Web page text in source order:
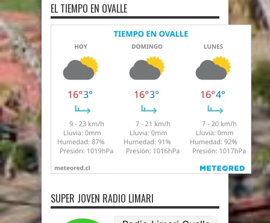
EL TIEMPO EN OVALLE
SUPER JOVEN RADIO LIMARI